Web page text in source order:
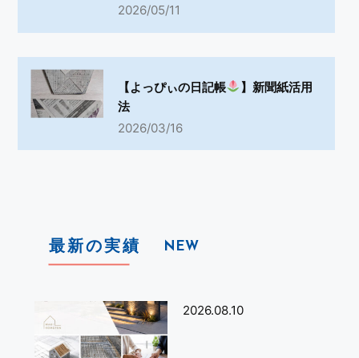
2026/05/11
【よっぴぃの日記帳
】新聞紙活用
法
2026/03/16
最新の実績 NEW
2026.08.10